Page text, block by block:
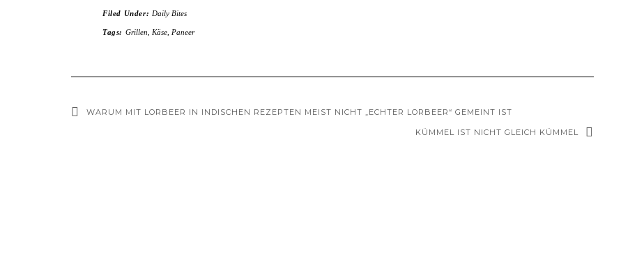
Filed Under: Daily Bites
Tags: Grillen Käse, Paneer
WARUM MIT LORBEER IN INDISCHEN REZEPTEN MEIST NICHT „ECHTER LORBEER“ GEMEINT IST
KÜMMEL IST NICHT GLEICH KÜMMEL